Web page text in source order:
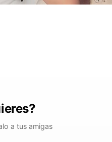
a tus amigas